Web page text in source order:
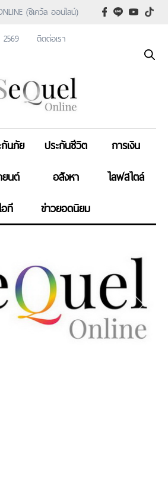
(ซีเคว้ล ออนไลน์)
ติดต่อเรา
นภัย ประกันชีวิต
การเงิน
นต์ อสังหา
ไลฟสไตล์
ที ข่าวยอดนิยม